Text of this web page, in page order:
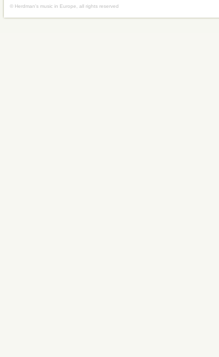
© Herdman's music in Europe, all rights reserved